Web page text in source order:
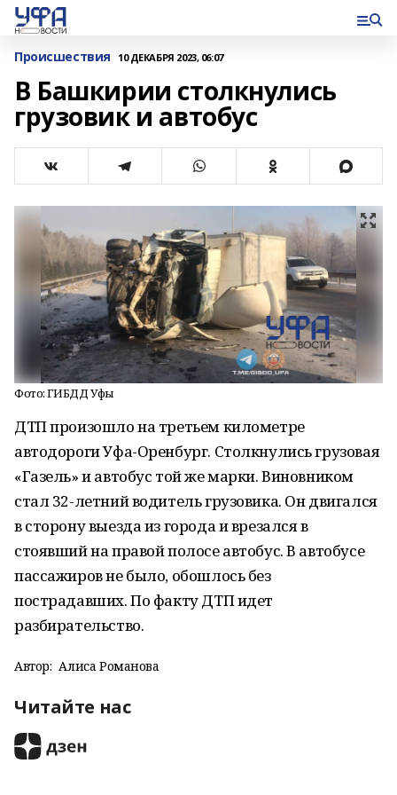
Происшествия 10 ДЕКАБРЯ 2023, 06:07
В Башкирии столкнулись
грузовик и автобус
Фото: ГИБДД Уфы
ДТП произошло на третьем километре
автодороги Уфа-Оренбург. Столкнулись грузовая
«Газель» и автобус той же марки. Виновником
стал 32-летний водитель грузовика. Он двигался
в сторону выезда из города и врезался в
стоявший на правой полосе автобус. В автобусе
пассажиров не было, обошлось без
пострадавших. По факту ДТП идет
разбирательство.
Автор: Алиса Романова
Читайте нас